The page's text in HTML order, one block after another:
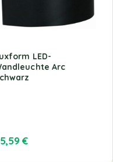
LED-
Arc
€